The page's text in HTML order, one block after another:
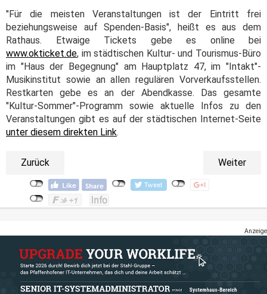
"Für die meisten Veranstaltungen ist der Eintritt frei
beziehungsweise auf Spenden-Basis", heißt es aus dem
Rathaus. Etwaige Tickets gebe es online bei
www.okticket.de, im städtischen Kultur- und Tourismus-Büro
im "Haus der Begegnung" am Hauptplatz 47, im "Intakt"-
Musikinstitut sowie an allen regulären Vorverkaufsstellen.
Restkarten gebe es an der Abendkasse. Das gesamte
"Kultur-Sommer"-Programm sowie aktuelle Infos zu den
Veranstaltungen gibt es auf der städtischen Internet-Seite
unter diesem direkten Link.
Zurück Weiter
Anzeige